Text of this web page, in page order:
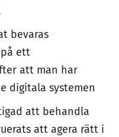
bevaras
ett
att man har
digitala systemen
att behandla
att agera rätt i